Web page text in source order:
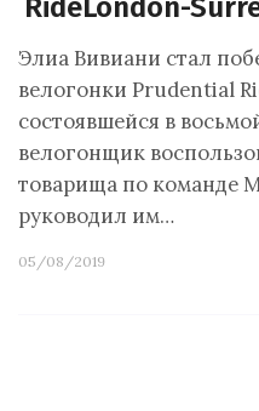
RideLondon-
Элиа Вивиани стал
велогонки Prudential
состоявшейся в
велогонщик
товарища по команде
руководил им…
05/08/2019